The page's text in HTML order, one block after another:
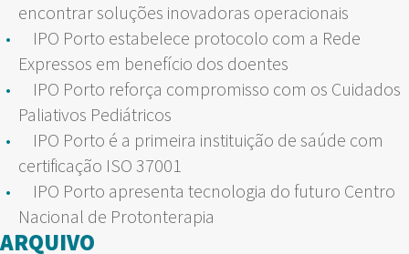
encontrar soluções inovadoras operacionais
IPO Porto estabelece protocolo com a Rede
Expressos em benefício dos doentes
IPO Porto reforça compromisso com os Cuidados
Paliativos Pediátricos
IPO Porto é a primeira instituição de saúde com
certificação ISO 37001
IPO Porto apresenta tecnologia do futuro Centro
Nacional de Protonterapia
ARQUIVO